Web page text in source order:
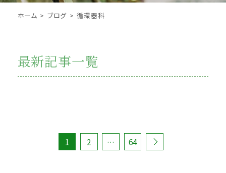
ホーム ブログ 循環器科
最新記事一覧
1 2 … 64